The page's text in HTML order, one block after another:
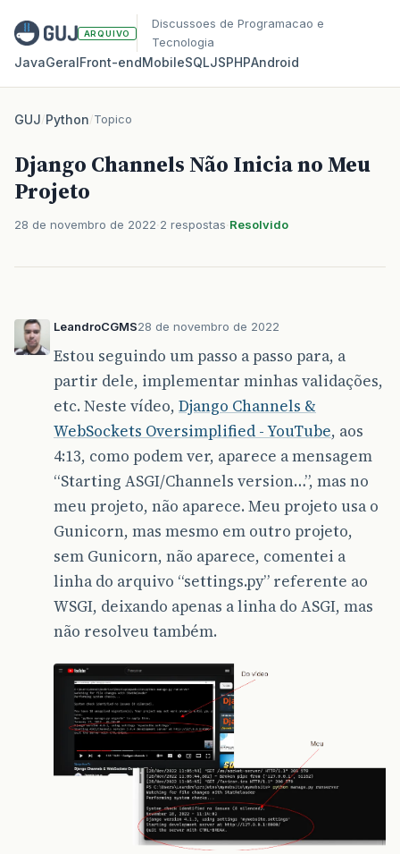
ARQUIVO
Discussoes de Programacao e
Tecnologia
JavaGeralFront‑endMobileSQLJSPHPAndroid
GUJ/Python/Topico
Django Channels Não Inicia no Meu
Projeto
28 de novembro de 2022 2 respostas Resolvido
LeandroCGMS28 de novembro de 2022
Estou seguindo um passo a passo para, a
partir dele, implementar minhas validações,
etc. Neste vídeo, Django Channels &
WebSockets Oversimplified - YouTube, aos
4:13, como podem ver, aparece a mensagem
“Starting ASGI/Channels version…”, mas no
meu projeto, não aparece. Meu projeto usa o
Gunicorn, mas mesmo em outro projeto,
sem Gunicorn, não aparece, comentei a
linha do arquivo “settings.py” referente ao
WSGI, deixando apenas a linha do ASGI, mas
não resolveu também.